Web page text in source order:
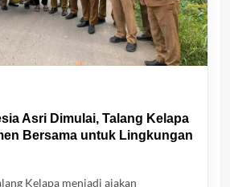
Asri Dimulai, Talang Kelapa
Bersama untuk Lingkungan
Kelapa menjadi ajakan